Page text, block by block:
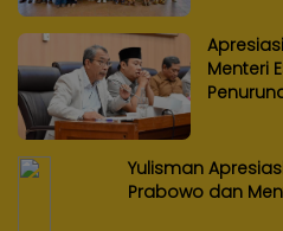
Menteri
Yulisman
Prabowo dan